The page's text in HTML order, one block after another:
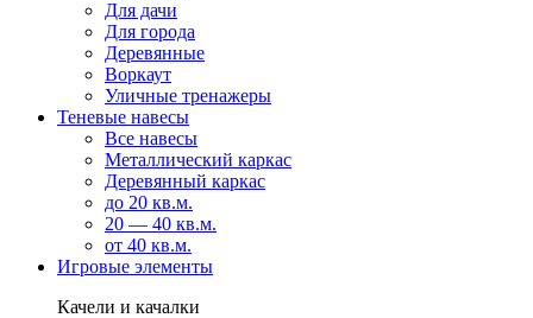
Для дачи
Для города
Деревянные
Воркаут
Уличные тренажеры
Теневые навесы
Все навесы
Металлический каркас
Деревянный каркас
до 20 кв.м.
20 — 40 кв.м.
от 40 кв.м.
Игровые элементы
Качели и качалки